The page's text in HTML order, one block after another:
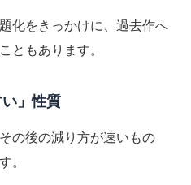
化をきっかけに、過去作へ
ともあります。
」性質
の後の減り方が速いもの
。